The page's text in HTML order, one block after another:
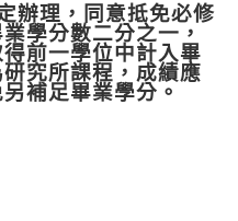
辦理，同意抵免必修
學分數二分之一，
前一學位中計入畢
究所課程，成績應
補足畢業學分。